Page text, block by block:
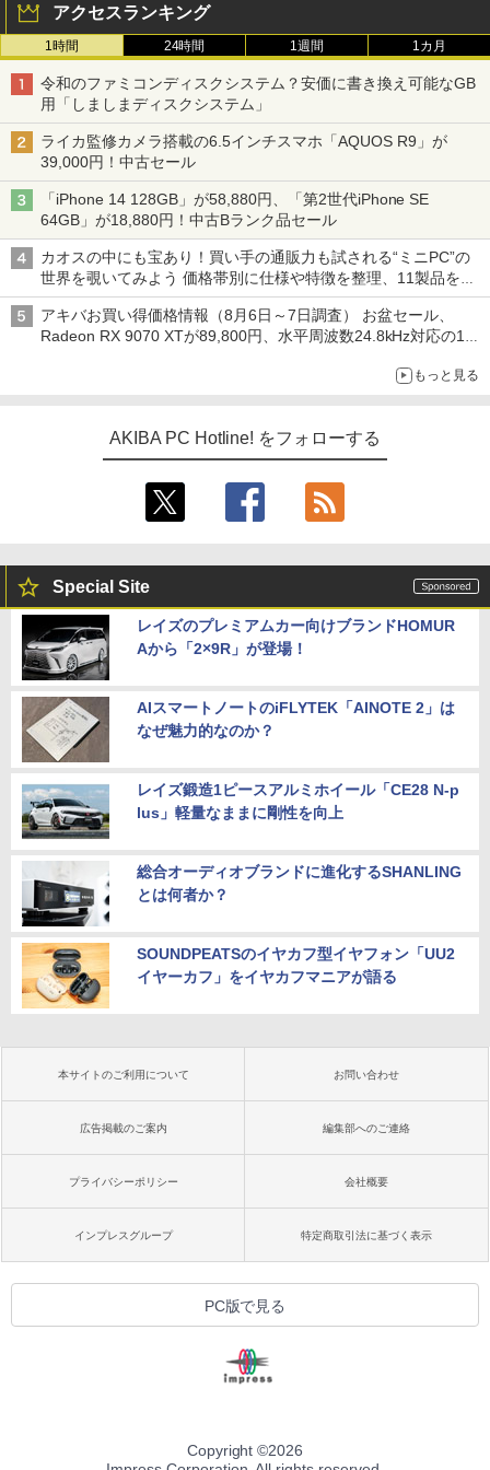
アクセスランキング
1時間 24時間 1週間 1カ月
令和のファミコンディスクシステム？安価に書き換え可能なGB
用「しましまディスクシステム」
ライカ監修カメラ搭載の6.5インチスマホ「AQUOS R9」が
39,000円！中古セール
「iPhone 14 128GB」が58,880円、「第2世代iPhone SE
64GB」が18,880円！中古Bランク品セール
カオスの中にも宝あり！買い手の通販力も試される“ミニPC”の
世界を覗いてみよう 価格帯別に仕様や特徴を整理、11製品をピ
ックアップ text by 石川 ひさよし
アキバお買い得価格情報（8月6日～7日調査） お盆セール、
Radeon RX 9070 XTが89,800円、水平周波数24.8kHz対応の17
もっと見る
AKIBA PC Hotline! をフォローする
Special Site
レイズのプレミアムカー向けブランドHOMUR
Aから「2×9R」が登場！
AIスマートノートのiFLYTEK「AINOTE 2」は
なぜ魅力的なのか？
レイズ鍛造1ピースアルミホイール「CE28 N-p
lus」軽量なままに剛性を向上
総合オーディオブランドに進化するSHANLING
とは何者か？
SOUNDPEATSのイヤカフ型イヤフォン「UU2
イヤーカフ」をイヤカフマニアが語る
本サイトのご利用について お問い合わせ
広告掲載のご案内 編集部へのご連絡
プライバシーポリシー 会社概要
インプレスグループ 特定商取引法に基づく表示
PC版で見る
Copyright ©2026